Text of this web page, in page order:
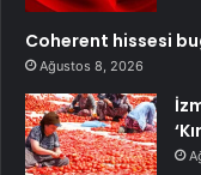
Coherent hissesi
Ağustos 8, 2026